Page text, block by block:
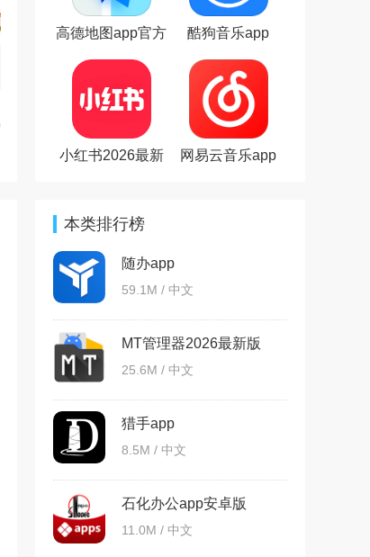
高德地图app官方
酷狗音乐app
小红书2026最新
网易云音乐app
本类排行榜
随办app
59.1M / 中文
MT管理器2026最新版
25.6M / 中文
猎手app
8.5M / 中文
石化办公app安卓版
11.0M / 中文